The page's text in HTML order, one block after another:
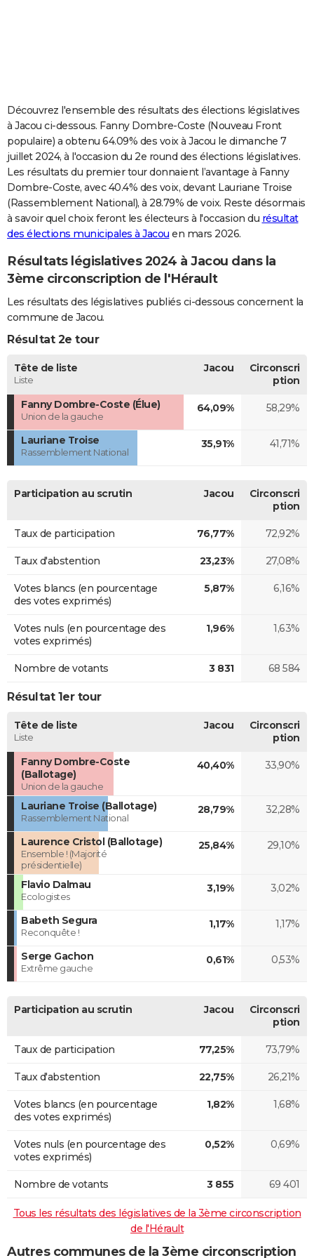
Carte de Noël
Carte Bonne année
Carte Saint-Valentin
Carte Pâques
Carte d'anniversaire
DICTIONNAIRE
Dictionnaire
Biographies
Citations
Expressions
Proverbes
PROGRAMME TV
COPAINS D'AVANT
S'inscrire
Se connecter
Lycées
Collèges
Primaires
Universités
Entreprises
Service militaire
Avis de recherche
AVIS DE DÉCÈS
Découvrez l'ensemble des résultats des élections législatives
à Jacou ci-dessous. Fanny Dombre-Coste (Nouveau Front
populaire) a obtenu 64.09% des voix à Jacou le dimanche 7
juillet 2024, à l'occasion du 2e round des élections législatives.
Les résultats du premier tour donnaient l’avantage à Fanny
Dombre-Coste, avec 40.4% des voix, devant Lauriane Troise
(Rassemblement National), à 28.79% de voix. Reste désormais
à savoir quel choix feront les électeurs à l'occasion du résultat
des élections municipales à Jacou en mars 2026.
Résultats législatives 2024 à Jacou dans la
3ème circonscription de l'Hérault
Les résultats des législatives publiés ci-dessous concernent la
commune de Jacou.
Résultat 2e tour
Tête de liste
Liste
Jacou
Circonscri
ption
Fanny Dombre-Coste (Élue)
Union de la gauche
64,09% 58,29%
Lauriane Troise
Rassemblement National
35,91% 41,71%
Participation au scrutin Jacou
Circonscri
ption
Taux de participation 76,77% 72,92%
Taux d'abstention 23,23% 27,08%
Votes blancs (en pourcentage
des votes exprimés)
5,87% 6,16%
Votes nuls (en pourcentage des
votes exprimés)
1,96% 1,63%
Nombre de votants 3 831 68 584
Résultat 1er tour
Tête de liste
Liste
Jacou
Circonscri
ption
Fanny Dombre-Coste
(Ballotage)
Union de la gauche
40,40% 33,90%
Lauriane Troise (Ballotage)
Rassemblement National
28,79% 32,28%
Laurence Cristol (Ballotage)
Ensemble ! (Majorité
présidentielle)
25,84% 29,10%
Flavio Dalmau
Ecologistes
3,19% 3,02%
Babeth Segura
Reconquête !
1,17% 1,17%
Serge Gachon
Extrême gauche
0,61% 0,53%
Participation au scrutin Jacou
Circonscri
ption
Taux de participation 77,25% 73,79%
Taux d'abstention 22,75% 26,21%
Votes blancs (en pourcentage
des votes exprimés)
1,82% 1,68%
Votes nuls (en pourcentage des
votes exprimés)
0,52% 0,69%
Nombre de votants 3 855 69 401
Tous les résultats des législatives de la 3ème circonscription
de l'Hérault
Autres communes de la 3ème circonscription